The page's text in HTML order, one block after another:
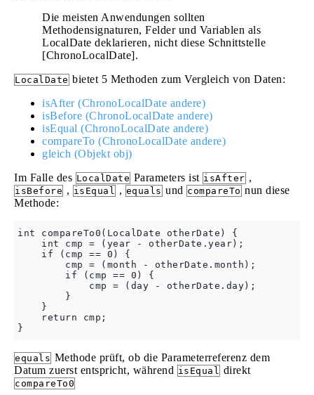
Die meisten Anwendungen sollten
Methodensignaturen, Felder und Variablen als
LocalDate deklarieren, nicht diese Schnittstelle
[ChronoLocalDate].
LocalDate bietet 5 Methoden zum Vergleich von Daten:
isAfter (ChronoLocalDate andere)
isBefore (ChronoLocalDate andere)
isEqual (ChronoLocalDate andere)
compareTo (ChronoLocalDate andere)
gleich (Objekt obj)
Im Falle des LocalDate Parameters ist isAfter ,
isBefore , isEqual , equals und compareTo nun diese
Methode:
int compareTo0(LocalDate otherDate) {
    int cmp = (year - otherDate.year);
    if (cmp == 0) {
        cmp = (month - otherDate.month);
        if (cmp == 0) {
            cmp = (day - otherDate.day);
        }
    }
    return cmp;
equals Methode prüft, ob die Parameterreferenz dem
Datum zuerst entspricht, während isEqual direkt
compareTo0